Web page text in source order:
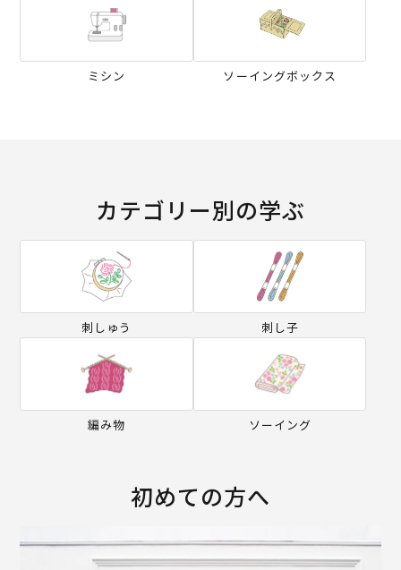
ミシン ソーイングボックス
カテゴリー別の学ぶ
刺しゅう 刺し子
編み物 ソーイング
初めての方へ